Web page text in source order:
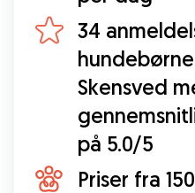
34
Skensved
på 5.0/5
Priser fra